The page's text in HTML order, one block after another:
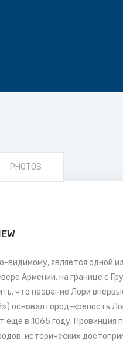
PHOTOS
видимому, является одной
Армении, на границе с
что название Лори
основал город-крепость
еще в 1065 году. Провинция
исторических